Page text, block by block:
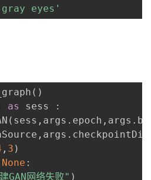
eyes'
( )
as sess
:
( sess , args . epoch , args .
, args . checkpointDir
, 3 )
None :
GAN网络失败" )